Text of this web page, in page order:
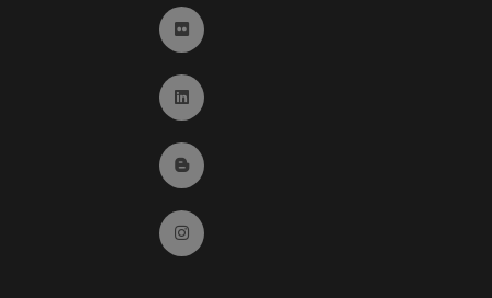
Ir a Flickr (abre en ventana nueva)
Ir a Linkedin (abre en ventana nueva)
Ir al Blog (abre en ventana nueva)
Ir a Instagram (abre en ventana nueva)